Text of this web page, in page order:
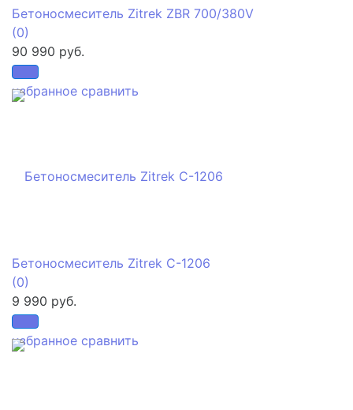
избранное сравнить
Бетоносмеситель Zitrek ZBR 700/380V
(0)
90 990 руб.
избранное сравнить
Бетоносмеситель Zitrek С-1206
(0)
9 990 руб.